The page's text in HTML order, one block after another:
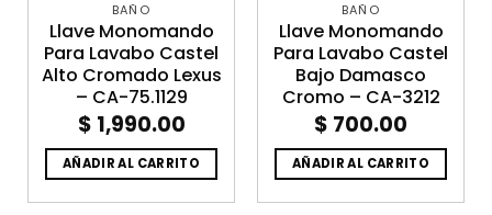
BAÑO
Llave Monomando
Para Lavabo Castel
Alto Cromado Lexus
– CA-75.1129
$ 1,990.00
AÑADIR AL CARRITO
BAÑO
Llave Monomando
Para Lavabo Castel
Bajo Damasco
Cromo – CA-3212
$ 700.00
AÑADIR AL CARRITO